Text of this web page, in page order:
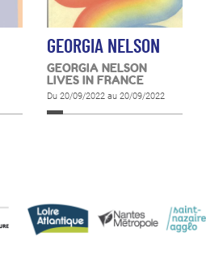
GEORGIA NELSON
GEORGIA NELSON
LIVES IN FRANCE
Du 20/09/2022 au 20/09/2022